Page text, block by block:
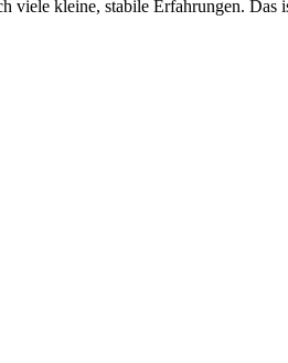
viele kleine, stabile Erfahrungen. Das